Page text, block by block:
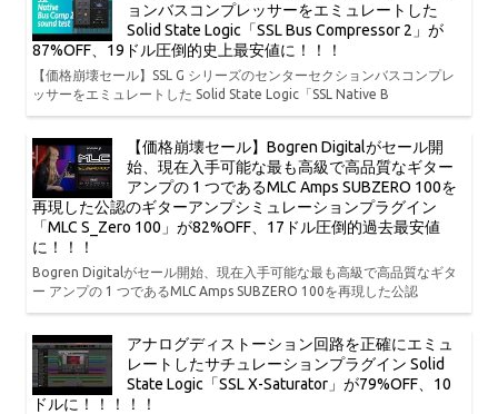
ョンバスコンプレッサーをエミュレートした
Solid State Logic「SSL Bus Compressor 2」が
87%OFF、19ドル圧倒的史上最安値に！！！
【価格崩壊セール】SSL G シリーズのセンターセクションバスコンプレ
ッサーをエミュレートした Solid State Logic「SSL Native B
【価格崩壊セール】Bogren Digitalがセール開
始、現在入手可能な最も高級で高品質なギター
アンプの 1 つであるMLC Amps SUBZERO 100を
再現した公認のギターアンプシミュレーションプラグイン
「MLC S_Zero 100」が82%OFF、17ドル圧倒的過去最安値
に！！！
Bogren Digitalがセール開始、現在入手可能な最も高級で高品質なギタ
ー アンプの 1 つであるMLC Amps SUBZERO 100を再現した公認
アナログディストーション回路を正確にエミュ
レートしたサチュレーションプラグイン Solid
State Logic「SSL X-Saturator」が79%OFF、10
ドルに！！！！！